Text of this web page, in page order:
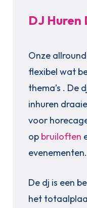
DJ
Onze
flexibel wat
thema’s . De
inhuren
voor
op bruiloften
evenementen.
De dj is een
het